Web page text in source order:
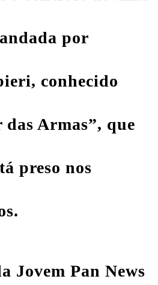
por
conhecido
das Armas”, que
preso nos
Jovem Pan News